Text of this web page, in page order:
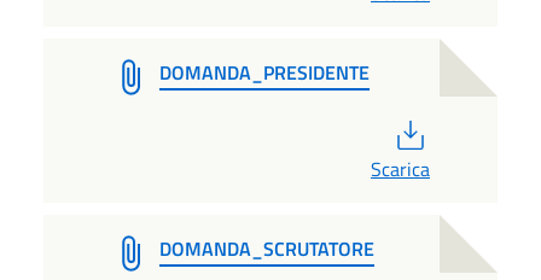
DOMANDA_PRESIDENTE
Scarica
DOMANDA_SCRUTATORE